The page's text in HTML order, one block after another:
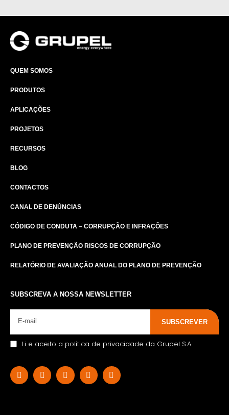
QUEM SOMOS
PRODUTOS
APLICAÇÕES
PROJETOS
RECURSOS
BLOG
CONTACTOS
CANAL DE DENÚNCIAS
CÓDIGO DE CONDUTA – CORRUPÇÃO E INFRAÇÕES
PLANO DE PREVENÇÃO RISCOS DE CORRUPÇÃO
RELATÓRIO DE AVALIAÇÃO ANUAL DO PLANO DE PREVENÇÃO
SUBSCREVA A NOSSA NEWSLETTER
SUBSCREVER
Li e aceito a política de privacidade da Grupel S.A